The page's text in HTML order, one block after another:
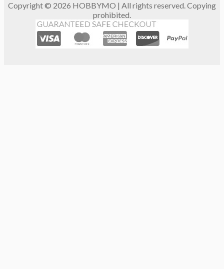
Copyright © 2026 HOBBYMO | All rights reserved. Copying
prohibited.